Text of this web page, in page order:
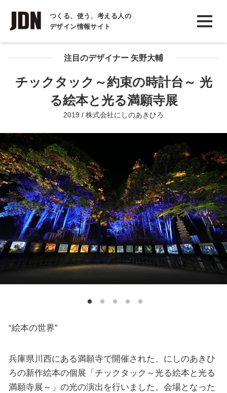
つくる、使う、考える人の
デザイン情報サイト
INTERVIEW
インタビュー
REPORT
COLUMN
注目のデザイナー 矢野大輔
チックタック～約束の時計台～ 光
る絵本と光る満願寺展
2019 / 株式会社にしのあきひろ
“絵本の世界”
兵庫県川西にある満願寺で開催された、にしのあきひ
ろの新作絵本の個展「チックタック～光る絵本と光る
満願寺展～」の光の演出を行いました。会場となった